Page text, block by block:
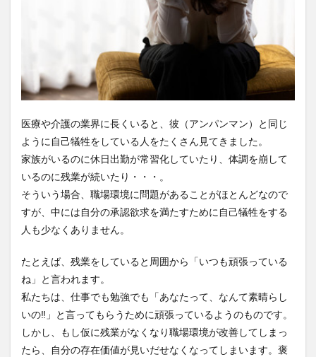
医療や介護の業界に長くいると、彼（アンパンマン）と同じ
ように自己犠牲をしている人をたくさん見てきました。
家族がいるのに休日出勤が常習化していたり、体調を崩して
いるのに残業が続いたり・・・。
そういう場合、職場環境に問題があることがほとんどなので
すが、中には自分の承認欲求を満たすために自己犠牲をする
人も少なくありません。
たとえば、残業をしていると周囲から「いつも頑張っている
ね」と言われます。
私たちは、仕事でも勉強でも「あなたって、なんて素晴らし
いの‼」と言ってもらうために頑張っているようのものです。
しかし、もし仮に残業がなくなり職場環境が改善してしまっ
たら、自分の存在価値が見いだせなくなってしまいます。褒
ゆめのたね
ゆめのため
プラススマイル
リアルデータプラットフォーム
リンレイテープ
レクリエーション
レセプト請求
ロングヘアー
一般社団法人全国介護支援協会
乾燥対策
フォーユー
スマホ活用
ディフェンス
セミナー
タイムカード
ダレタメすぎと
タレントマネジメント
チーム
チームビルディング
チームを育む
チーム力
つながって！MIRAI
デイサービス
デジタルの日
ファクタリング
ナノファイバーマスク
ニコカレ
パーカー
ハレルベースアリマツ
パンツ
ハンドクリーム